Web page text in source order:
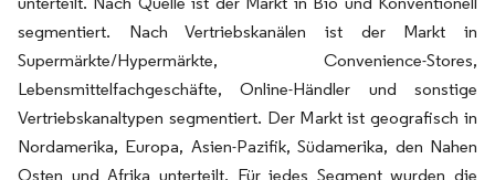
segmentiert. Nach Vertriebskanälen ist der Markt in
Supermärkte/Hypermärkte, Convenience-Stores,
Lebensmittelfachgeschäfte, Online-Händler und sonstige
Vertriebskanaltypen segmentiert. Der Markt ist geografisch in
Nordamerika, Europa, Asien-Pazifik, Südamerika, den Nahen
Osten und Afrika unterteilt. Für jedes Segment wurden die